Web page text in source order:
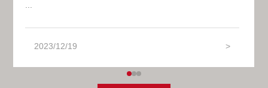
2023/12/19 >